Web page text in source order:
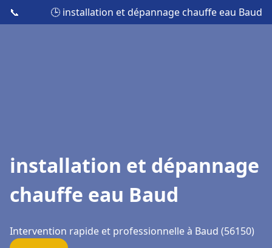
📞 🕒 installation et dépannage chauffe eau Baud
installation et dépannage
chauffe eau Baud
Intervention rapide et professionnelle à Baud (56150)